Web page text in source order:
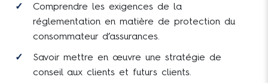
Comprendre les exigences de la
réglementation en matière de protection du
consommateur d’assurances.
Savoir mettre en œuvre une stratégie de
conseil aux clients et futurs clients.